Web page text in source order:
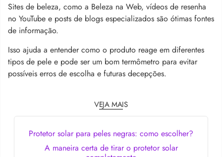
Sites de beleza, como a Beleza na Web, vídeos de resenha
no YouTube e posts de blogs especializados são ótimas fontes
de informação.
Isso ajuda a entender como o produto reage em diferentes
tipos de pele e pode ser um bom termômetro para evitar
possíveis erros de escolha e futuras decepções.
VEJA MAIS
Protetor solar para peles negras: como escolher?
A maneira certa de tirar o protetor solar